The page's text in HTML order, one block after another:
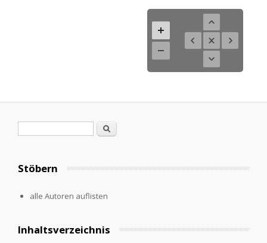
Suche
Stöbern
alle Autoren auflisten
Inhaltsverzeichnis